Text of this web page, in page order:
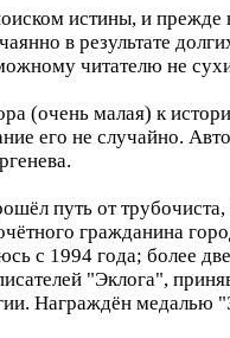
истины, и
в результате
читателю не
(очень малая) к
его не случайно.
путь от
гражданина
с 1994 года; более
"Эклога",
Награждён медалью